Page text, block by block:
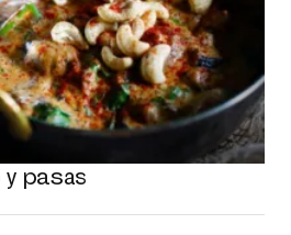
y pasas